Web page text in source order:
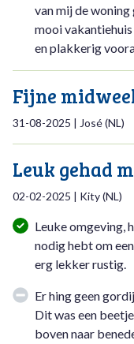
van mij de woning
mooi
en plakkerig
Fijne
31-08-2025 | José(NL)
Leuk gehad
02-02-2025 | Kity(NL)
Leuke omgeving,
nodig hebt om
erg lekker rustig.
Er hing geen
Dit was een
boven naar